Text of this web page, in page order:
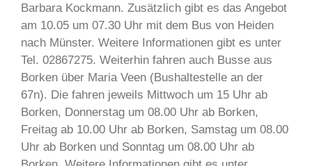
Barbara Kockmann. Zusätzlich gibt es das Angebot
am 10.05 um 07.30 Uhr mit dem Bus von Heiden
nach Münster. Weitere Informationen gibt es unter
Tel. 02867275. Weiterhin fahren auch Busse aus
Borken über Maria Veen (Bushaltestelle an der
67n). Die fahren jeweils Mittwoch um 15 Uhr ab
Borken, Donnerstag um 08.00 Uhr ab Borken,
Freitag ab 10.00 Uhr ab Borken, Samstag um 08.00
Uhr ab Borken und Sonntag um 08.00 Uhr ab